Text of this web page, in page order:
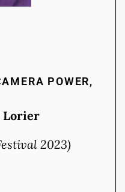
POWER,
Lorier
2023)